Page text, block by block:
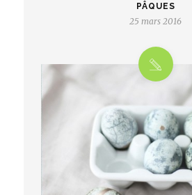
PÂQUES
25 mars 2016